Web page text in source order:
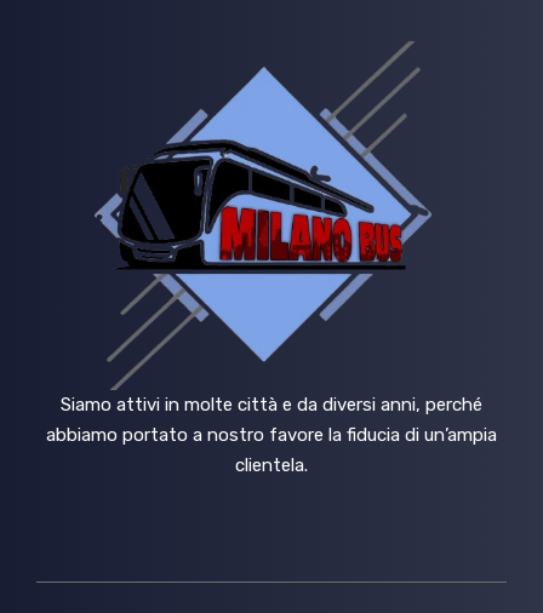
Siamo attivi in molte città e da diversi anni, perché
abbiamo portato a nostro favore la fiducia di un’ampia
clientela.